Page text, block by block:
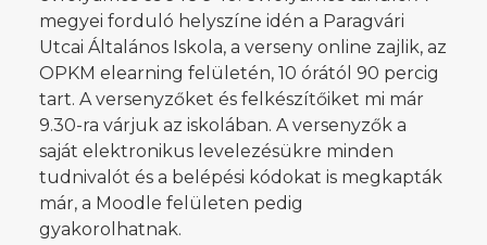
megyei forduló helyszíne idén a Paragvári
Utcai Általános Iskola, a verseny online zajlik, az
OPKM elearning felületén, 10 órától 90 percig
tart. A versenyzőket és felkészítőiket mi már
9.30-ra várjuk az iskolában. A versenyzők a
saját elektronikus levelezésükre minden
tudnivalót és a belépési kódokat is megkapták
már, a Moodle felületen pedig
gyakorolhatnak.